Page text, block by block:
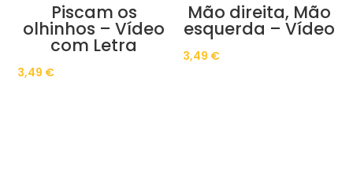
Piscam os
olhinhos – Vídeo
com Letra
3,49 €
Mão direita, Mão
esquerda – Vídeo
3,49 €